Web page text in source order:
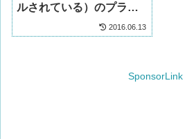
ルされている）のプラグ
2016.06.13
SponsorLink